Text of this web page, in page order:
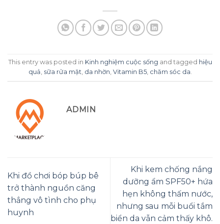
This entry was posted in Kinh nghiệm cuộc sống and tagged hiệu
quả, sữa rửa mặt, da nhờn, Vitamin B5, chăm sóc da.
ADMIN
Khi đồ chơi bóp búp bê
trở thành nguồn căng
thẳng vô tình cho phụ
huynh
Khi kem chống nắng
dưỡng ẩm SPF50+ hứa
hẹn không thấm nước,
nhưng sau mỗi buổi tắm
biển da vẫn cảm thấy khô.